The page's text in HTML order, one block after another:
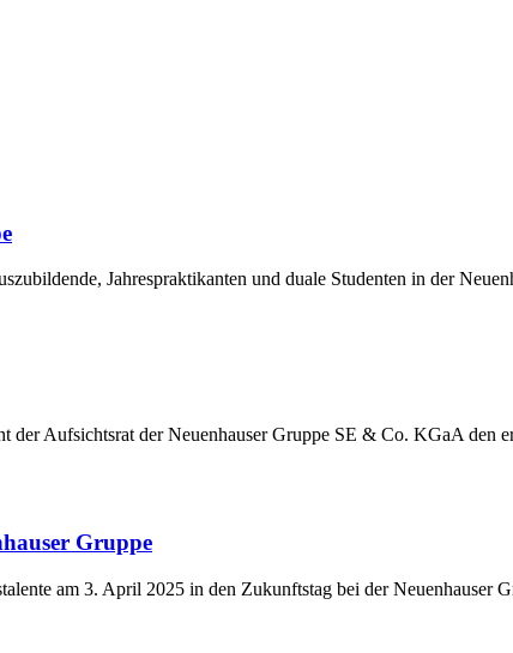
Jahrespraktikanten und duale Studenten in der
Aufsichtsrat der Neuenhauser Gruppe SE & Co. KGaA den
Gruppe
am 3. April 2025 in den Zukunftstag bei der Neuenhauser